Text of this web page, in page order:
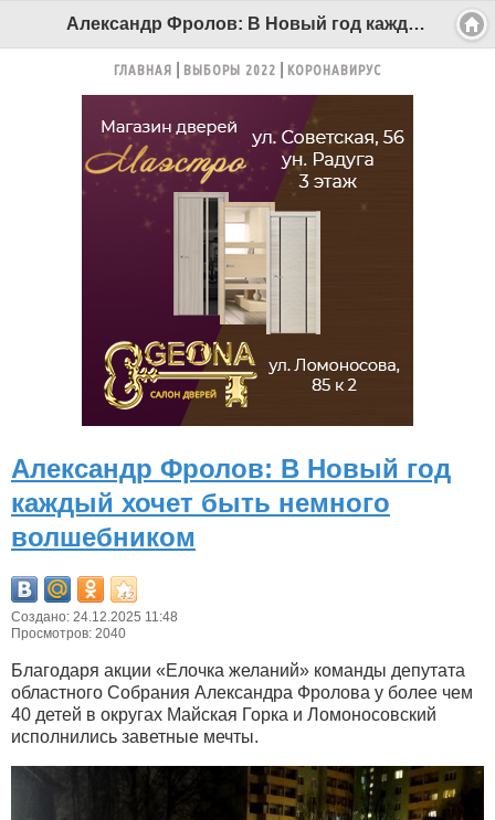
Александр Фролов: В Новый год каждый хочет быть немного волшебником - Беломорканал Северодвинск tv29.ru
ГЛАВНАЯ ВЫБОРЫ 2022 КОРОНАВИРУС
Александр Фролов: В Новый год
каждый хочет быть немного
волшебником
Создано: 24.12.2025 11:48
Просмотров: 2040
Благодаря акции «Елочка желаний» команды депутата
областного Собрания Александра Фролова у более чем
40 детей в округах Майская Горка и Ломоносовский
исполнились заветные мечты.